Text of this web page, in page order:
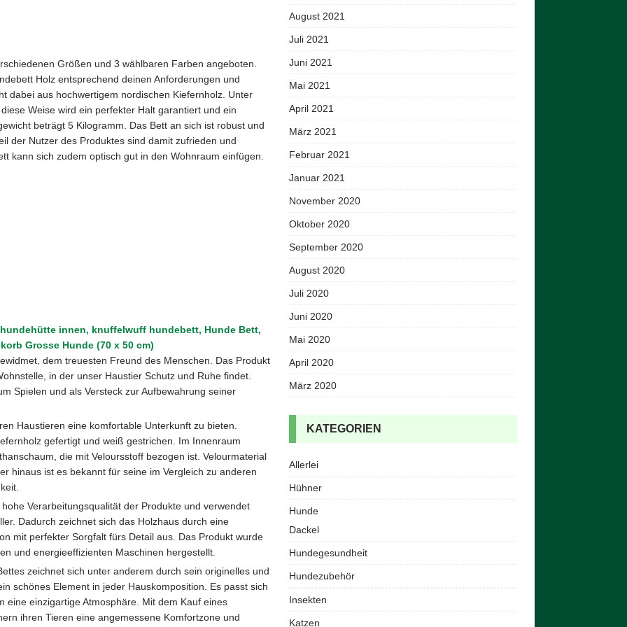
Größen und 3 wählbaren Farben angeboten.
Holz entsprechend deinen Anforderungen und
dabei aus hochwertigem nordischen Kiefernholz. Unter
Weise wird ein perfekter Halt garantiert und ein
beträgt 5 Kilogramm. Das Bett an sich ist robust und
der Nutzer des Produktes sind damit zufrieden und
kann sich zudem optisch gut in den Wohnraum einfügen.
innen, knuffelwuff hundebett, Hunde Bett,
Grosse Hunde (70 x 50 cm)
dem treuesten Freund des Menschen. Das Produkt
in der unser Haustier Schutz und Ruhe findet.
Spielen und als Versteck zur Aufbewahrung seiner
Haustieren eine komfortable Unterkunft zu bieten.
gefertigt und weiß gestrichen. Im Innenraum
die mit Veloursstoff bezogen ist. Velourmaterial
hinaus ist es bekannt für seine im Vergleich zu anderen
Verarbeitungsqualität der Produkte und verwendet
Dadurch zeichnet sich das Holzhaus durch eine
mit perfekter Sorgfalt fürs Detail aus. Das Produkt wurde
und energieeffizienten Maschinen hergestellt.
zeichnet sich unter anderem durch sein originelles und
schönes Element in jeder Hauskomposition. Es passt sich
eine einzigartige Atmosphäre. Mit dem Kauf eines
ihren Tieren eine angemessene Komfortzone und
August 2021
Juli 2021
Juni 2021
Mai 2021
April 2021
März 2021
Februar 2021
Januar 2021
November 2020
Oktober 2020
September 2020
August 2020
Juli 2020
Juni 2020
Mai 2020
April 2020
März 2020
KATEGORIEN
Allerlei
Hühner
Hunde
Dackel
Hundegesundheit
Hundezubehör
Insekten
Katzen